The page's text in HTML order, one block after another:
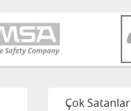
Çok Satanlar